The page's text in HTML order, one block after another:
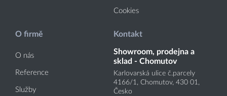
Cookies
O firmě
O nás
Reference
Služby
Kontakt
Showroom, prodejna a
sklad - Chomutov
Karlovarská ulice č.parcely
4166/1, Chomutov, 430 01,
Česko